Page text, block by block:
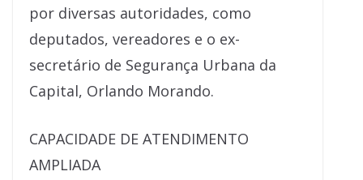
por diversas autoridades, como
deputados, vereadores e o ex-
secretário de Segurança Urbana da
Capital, Orlando Morando.
CAPACIDADE DE ATENDIMENTO
AMPLIADA